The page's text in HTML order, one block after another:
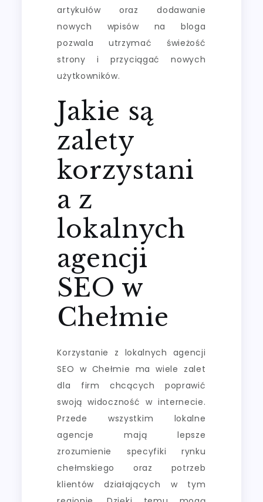
artykułów oraz dodawanie
nowych wpisów na bloga
pozwala utrzymać świeżość
strony i przyciągać nowych
użytkowników.
Jakie są
zalety
korzystani
a z
lokalnych
agencji
SEO w
Chełmie
Korzystanie z lokalnych agencji
SEO w Chełmie ma wiele zalet
dla firm chcących poprawić
swoją widoczność w internecie.
Przede wszystkim lokalne
agencje mają lepsze
zrozumienie specyfiki rynku
chełmskiego oraz potrzeb
klientów działających w tym